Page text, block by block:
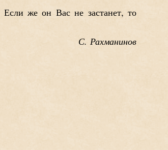
же он Вас не застанет, то
С. Рахманинов